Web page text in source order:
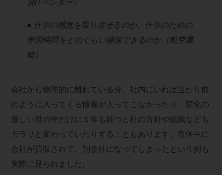
資ITベンダー）
● 仕事の感覚を取り戻せるのか、仕事のための
学習時間をどのぐらい確保できるのか（航空運
輸）
会社から物理的に離れている分、社内にいれば当たり前
のように入ってくる情報が入ってこなかったり、変化の
激しい世の中だけに１年も経つと社の方針や組織なども
ガラリと変わっていたりすることもあります。育休中に
会社が買収されて、別会社になってしまったという例も
実際に見られました。